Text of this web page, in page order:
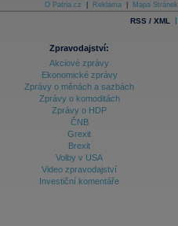
O Patria.cz Reklama Mapa Stránek
RSS / XML |
Zpravodajství:
Akciové zprávy
Ekonomické zprávy
Zprávy o měnách a sazbách
Zprávy o komoditách
Zprávy o HDP
ČNB
Grexit
Brexit
Volby v USA
Video zpravodajství
Investiční komentáře